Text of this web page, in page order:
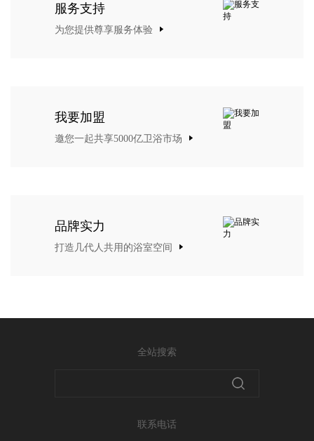
服务支持
为您提供尊享服务体验
我要加盟
邀您一起共享5000亿卫浴市场
品牌实力
打造几代人共用的浴室空间
全站搜索
联系电话